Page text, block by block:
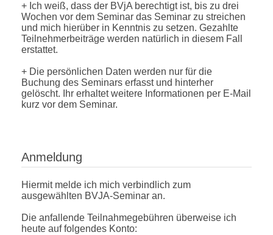
+ Ich weiß, dass der BVjA berechtigt ist, bis zu drei
Wochen vor dem Seminar das Seminar zu streichen
und mich hierüber in Kenntnis zu setzen. Gezahlte
Teilnehmerbeiträge werden natürlich in diesem Fall
erstattet.
+ Die persönlichen Daten werden nur für die
Buchung des Seminars erfasst und hinterher
gelöscht. Ihr erhaltet weitere Informationen per E-Mail
kurz vor dem Seminar.
Anmeldung
Hiermit melde ich mich verbindlich zum
ausgewählten BVJA-Seminar an.
Die anfallende Teilnahmegebühren überweise ich
heute auf folgendes Konto: